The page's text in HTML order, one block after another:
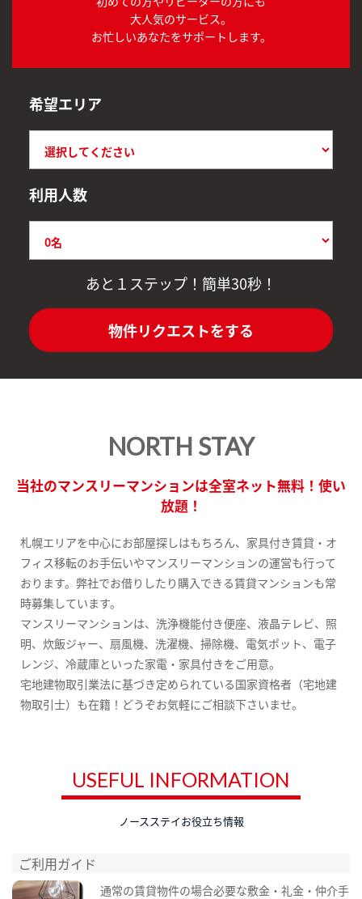
大人気のサービス。
お忙しいあなたをサポートします。
希望エリア
利用人数
あと１ステップ！簡単30秒！
物件リクエストをする
NORTH STAY
当社のマンスリーマンションは全室ネット無料！使い
放題！
札幌エリアを中心にお部屋探しはもちろん、家具付き賃貸・オ
フィス移転のお手伝いやマンスリーマンションの運営も行って
おります。弊社でお借りしたり購入できる賃貸マンションも常
時募集しています。
マンスリーマンションは、洗浄機能付き便座、液晶テレビ、照
明、炊飯ジャー、扇風機、洗濯機、掃除機、電気ポット、電子
レンジ、冷蔵庫といった家電・家具付きをご用意。
宅地建物取引業法に基づき定められている国家資格者（宅地建
物取引士）も在籍！どうぞお気軽にご相談下さいませ。
USEFUL INFORMATION
ノースステイお役立ち情報
ご利用ガイド
通常の賃貸物件の場合必要な敷金・礼金・仲介手